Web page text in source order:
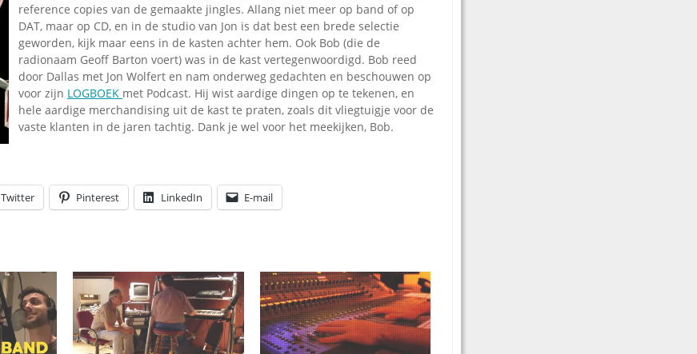
reference copies van de gemaakte jingles. Allang niet meer op band of op
DAT, maar op CD, en in de studio van Jon is dat best een brede selectie
geworden, kijk maar eens in de kasten achter hem. Ook Bob (die de
radionaam Geoff Barton voert) was in de kast vertegenwoordigd. Bob reed
door Dallas met Jon Wolfert en nam onderweg gedachten en beschouwen op
voor zijn LOGBOEK met Podcast. Hij wist aardige dingen op te tekenen, en
hele aardige merchandising uit de kast te praten, zoals dit vliegtuigje voor de
vaste klanten in de jaren tachtig. Dank je wel voor het meekijken, Bob.
Twitter Pinterest LinkedIn E-mail